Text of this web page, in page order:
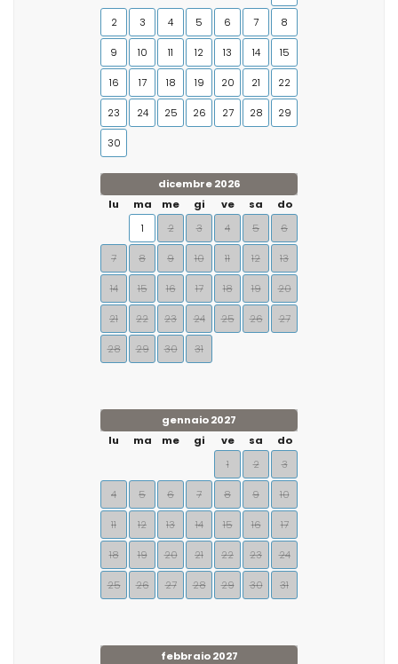
2 3 4 5 6 7 8
9 10 11 12 13 14 15
16 17 18 19 20 21 22
23 24 25 26 27 28 29
30
dicembre 2026
lu
ma me gi ve sa
do
1
2 3 4 5 6
7 8 9 10 11 12 13
14 15 16 17 18 19 20
21 22 23 24 25 26 27
28 29 30 31
gennaio 2027
lu
ma me gi ve sa
do
1
2 3
4 5 6 7 8 9 10
11 12 13 14 15 16 17
18 19 20 21 22 23 24
25 26 27 28 29 30 31
febbraio 2027